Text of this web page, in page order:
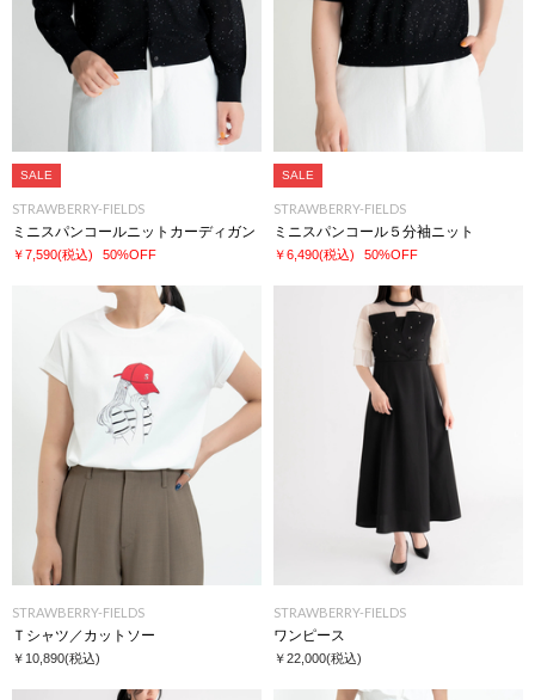
SALE
STRAWBERRY-FIELDS
ミニスパンコールニットカーディガン
￥7,590(税込) 50%OFF
SALE
STRAWBERRY-FIELDS
ミニスパンコール５分袖ニット
￥6,490(税込) 50%OFF
STRAWBERRY-FIELDS
Ｔシャツ／カットソー
￥10,890(税込)
STRAWBERRY-FIELDS
ワンピース
￥22,000(税込)